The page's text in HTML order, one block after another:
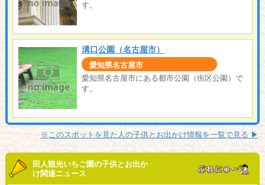
す。
溝口公園（名古屋市）
愛知県名古屋市
愛知県名古屋市にある都市公園（街区公園）で
す。
※このスポットを見た人の子供とお出かけ情報を一覧で見る ▶︎
田人観光いちご園の子供とお出か
け関連ニュース